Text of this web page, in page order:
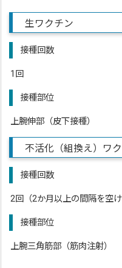
生ワクチン
接種回数
1回
接種部位
上腕伸部（皮下接種）
不活化（組換え）ワ
接種回数
2回（2か月以上の間隔を空け
接種部位
上腕三角筋部（筋肉注射）